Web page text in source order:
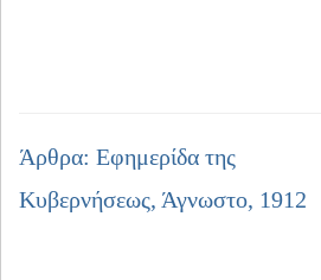
Άρθρα: Εφημερίδα της
Κυβερνήσεως, Άγνωστο, 1912